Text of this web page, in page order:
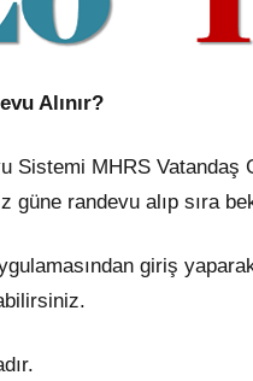
Alınır?
Sistemi MHRS Vatandaş
randevu alıp sıra
giriş